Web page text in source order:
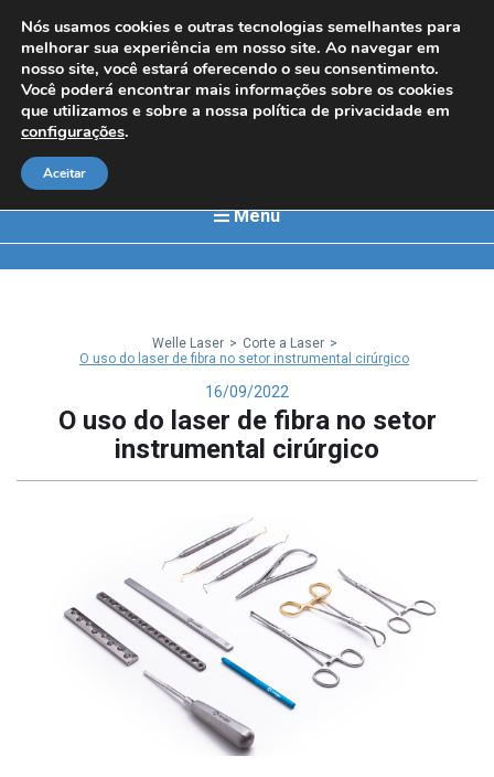
Menu
Welle Laser > Corte a Laser >
O uso do laser de fibra no setor instrumental cirúrgico
16/09/2022
O uso do laser de fibra no setor
instrumental cirúrgico
Nós usamos cookies e outras tecnologias semelhantes para
melhorar sua experiência em nosso site. Ao navegar em
nosso site, você estará oferecendo o seu consentimento.
Você poderá encontrar mais informações sobre os cookies
que utilizamos e sobre a nossa política de privacidade em
configurações.
Aceitar